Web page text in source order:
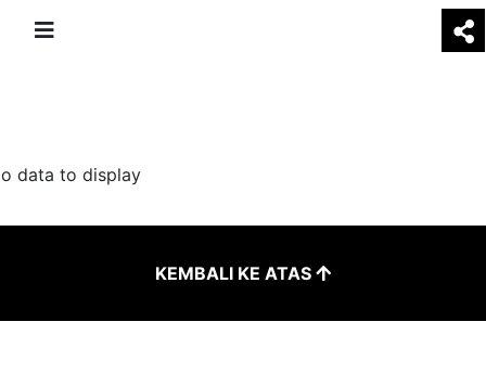
data to display
KEMBALI KE ATAS